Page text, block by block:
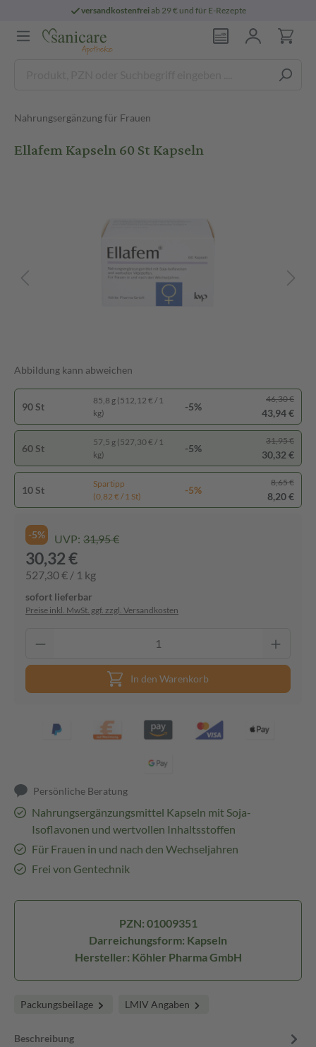
versandkostenfreiab 29 € und für E-Rezepte
Nahrungsergänzung für Frauen
Ellafem Kapseln 60 St Kapseln
Abbildung kann abweichen
90 St
85,8 g (512,12 € / 1
kg)
-5%
46,30 €
43,94 €
60 St
57,5 g (527,30 € / 1
kg)
-5%
31,95 €
30,32 €
10 St
Spartipp
(0,82 € / 1 St)
-5%
8,65 €
8,20 €
-5% UVP: 31,95 €
30,32 €
527,30 € / 1 kg
sofort lieferbar
Preise inkl. MwSt. ggf. zzgl. Versandkosten
In den Warenkorb
Persönliche Beratung
Nahrungsergänzungsmittel Kapseln mit Soja-
Isoflavonen und wertvollen Inhaltsstoffen
Für Frauen in und nach den Wechseljahren
Frei von Gentechnik
PZN: 01009351
Darreichungsform: Kapseln
Hersteller: Köhler Pharma GmbH
Packungsbeilage LMIV Angaben
Beschreibung